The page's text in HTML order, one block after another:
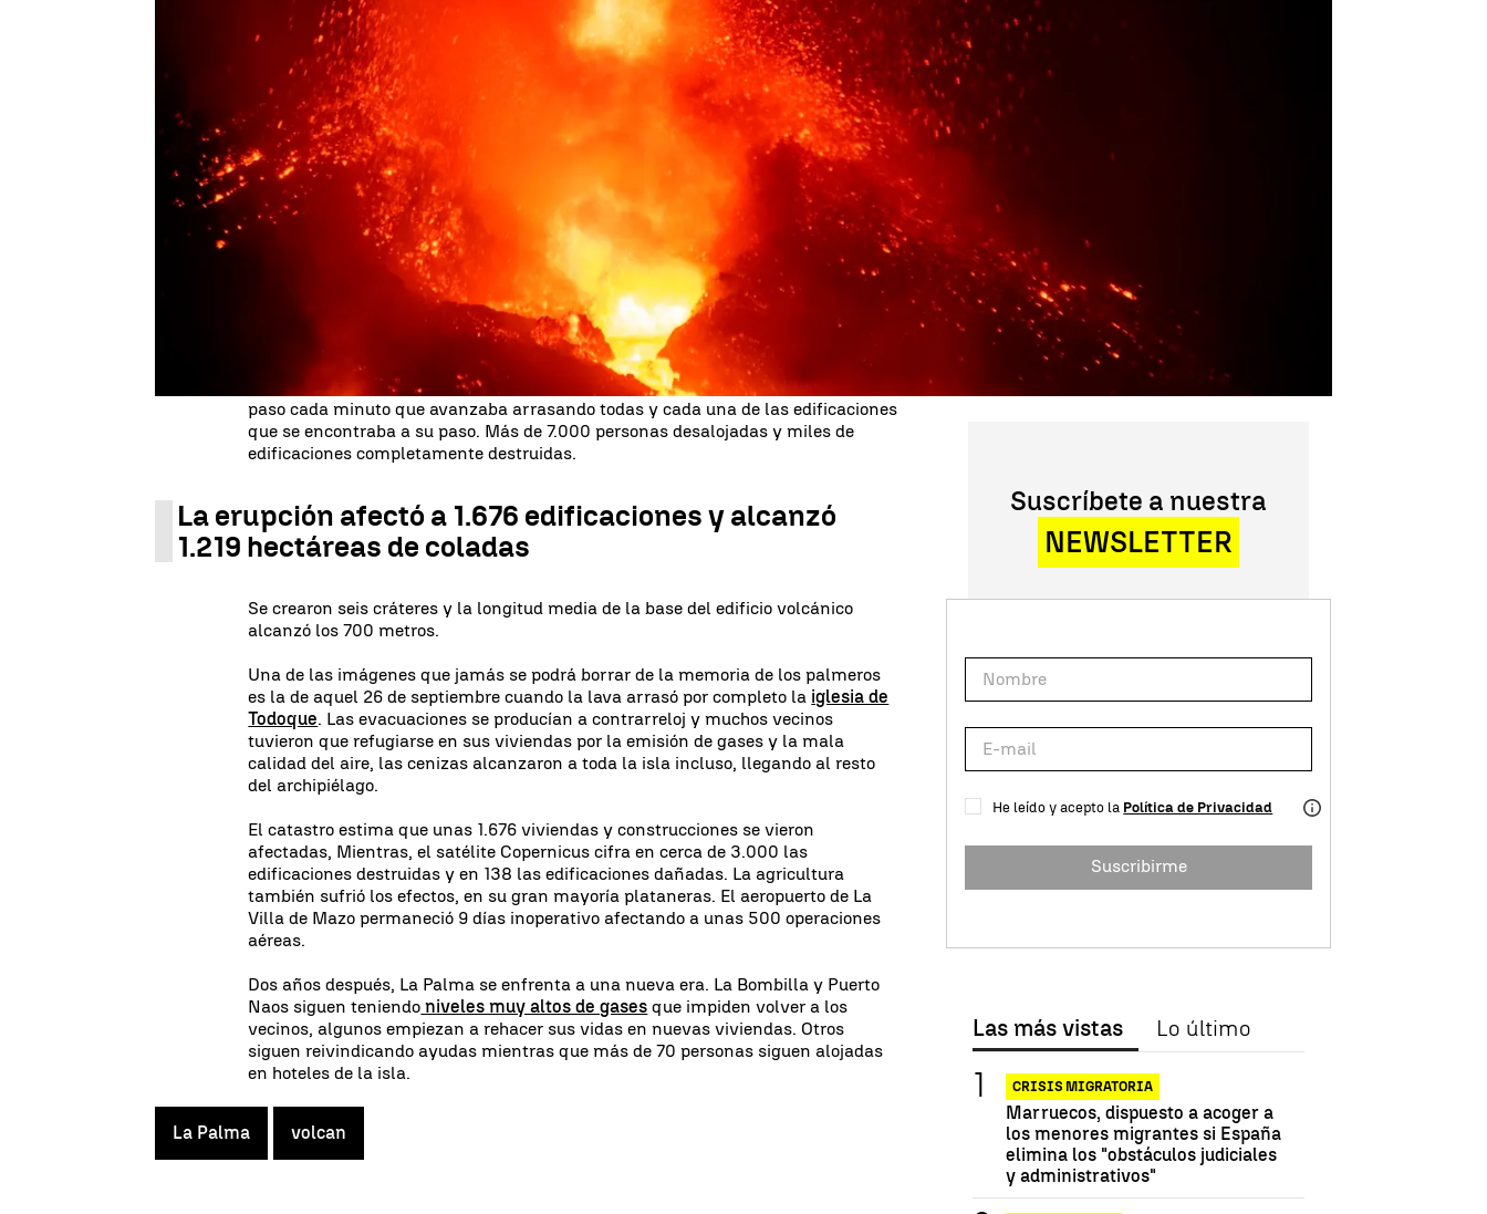
Gonzalo Bohn
Publicado: 19 de septiembre de 2023, 13:59 WhatsappFacebook
X Linkedin
El 19 de septiembre de 2021 entraba en erupción el volcán de Cumbre Vieja
en
La Palma, un día que supuso una catástrofe para toda la isla. Dos años en los que
el paisaje ha cambiado pero también la realidad de sus vecinos.
Los movimientos sísmicos, cerca de 700, llevaban produciéndose con intensidad
desde hace varios días. No fue hasta el domingo 19 de septiembre a las tres y
cuarto de la tarde cuando comenzó la erupción.
La tensión era palpable en cada rincón de la isla,toneladas de cenizas
y gases
que el nuevo volcán no paraba de emitir durante día y noche. La lava se abría
paso cada minuto que avanzaba arrasando todas y cada una de las edificaciones
que se encontraba a su paso. Más de 7.000 personas desalojadas y miles de
edificaciones completamente destruidas.
La erupción afectó a 1.676 edificaciones y alcanzó
1.219 hectáreas de coladas
Se crearon seis cráteres y la longitud media de la base del edificio volcánico
alcanzó los 700 metros.
Una de las imágenes que jamás se podrá borrar de la memoria de los palmeros
es la de aquel 26 de septiembre cuando la lava arrasó por completo la iglesia de
Todoque. Las evacuaciones se producían a contrarreloj y muchos vecinos
tuvieron que refugiarse en sus viviendas por la emisión de gases y la mala
calidad del aire, las cenizas alcanzaron a toda la isla incluso, llegando al resto
del archipiélago.
El catastro estima que unas 1.676 viviendas y construcciones se vieron
afectadas, Mientras, el satélite Copernicus cifra en cerca de 3.000 las
edificaciones destruidas y en 138 las edificaciones dañadas. La agricultura
también sufrió los efectos, en su gran mayoría plataneras. El aeropuerto de La
Villa de Mazo permaneció 9 días inoperativo afectando a unas 500 operaciones
aéreas.
Dos años después, La Palma se enfrenta a una nueva era. La Bombilla y Puerto
Naos siguen teniendo niveles muy altos de gases que impiden volver a los
vecinos, algunos empiezan a rehacer sus vidas en nuevas viviendas. Otros
siguen reivindicando ayudas mientras que más de 70 personas siguen alojadas
en hoteles de la isla.
La Palma volcan
Suscríbete a nuestra
NEWSLETTER
He leído y acepto la Política de Privacidad
Suscribirme
Las más vistas Lo último
CRISIS MIGRATORIA
Marruecos, dispuesto a acoger a
los menores migrantes si España
elimina los "obstáculos judiciales
y administrativos"